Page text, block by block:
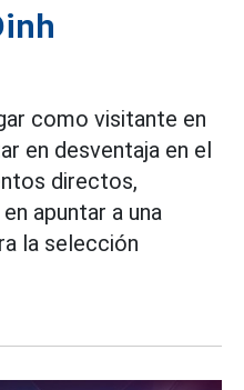
como visitante en
en desventaja en el
directos,
apuntar a una
la selección